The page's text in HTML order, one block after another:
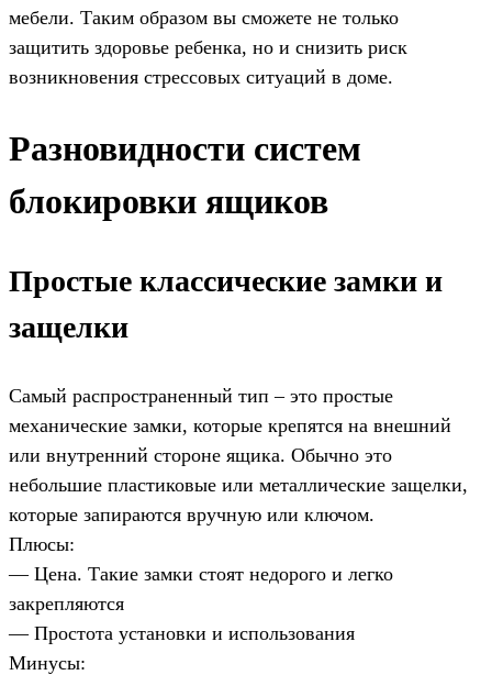
мебели. Таким образом вы сможете не только
защитить здоровье ребенка, но и снизить риск
возникновения стрессовых ситуаций в доме.
Разновидности систем
блокировки ящиков
Простые классические замки и
защелки
Самый распространенный тип – это простые
механические замки, которые крепятся на внешний
или внутренний стороне ящика. Обычно это
небольшие пластиковые или металлические защелки,
которые запираются вручную или ключом.
Плюсы:
— Цена. Такие замки стоят недорого и легко
закрепляются
— Простота установки и использования
Минусы: